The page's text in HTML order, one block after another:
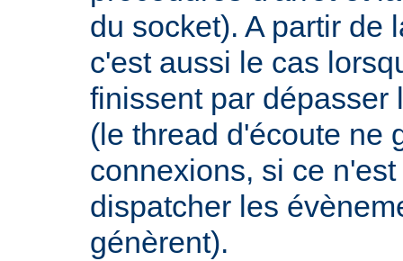
du socket). A partir de
c'est aussi le cas
finissent par dépasser
(le thread d'écoute ne
connexions, si ce
dispatcher les
génèrent).